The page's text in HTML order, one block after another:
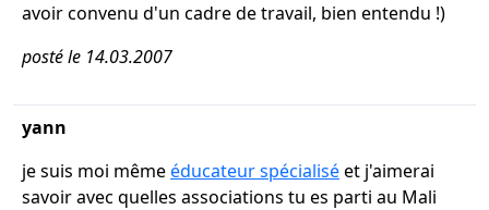
avoir convenu d'un cadre de travail, bien entendu !)
posté le 14.03.2007
yann
je suis moi mêmeéducateur spécialiséet j'aimerai
savoir avec quelles associations tu es parti au Mali